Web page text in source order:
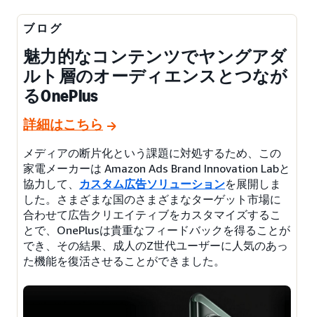
ブログ
魅力的なコンテンツでヤングアダ
ルト層のオーディエンスとつなが
るOnePlus
詳細はこちら
メディアの断片化という課題に対処するため、この
家電メーカーは Amazon Ads Brand Innovation Labと
協力して、 カスタム広告ソリューションを展開しま
した。さまざまな国のさまざまなターゲット市場に
合わせて広告クリエイティブをカスタマイズするこ
とで、OnePlusは貴重なフィードバックを得ることが
でき、その結果、成人のZ世代ユーザーに人気のあっ
た機能を復活させることができました。